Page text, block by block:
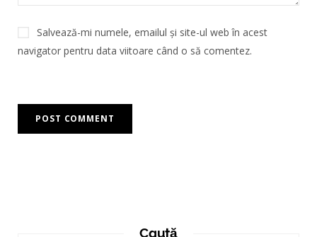
Salvează-mi numele, emailul și site-ul web în acest
navigator pentru data viitoare când o să comentez.
Caută